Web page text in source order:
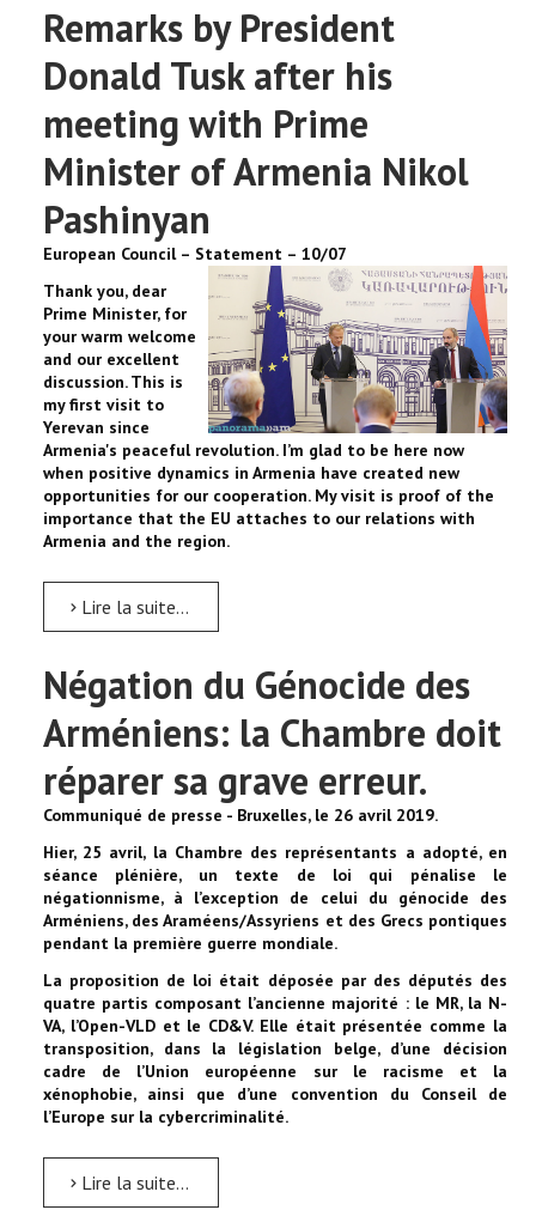
Remarks by President
Donald Tusk after his
meeting with Prime
Minister of Armenia Nikol
Pashinyan
European Council – Statement – 10/07
Thank you, dear
Prime Minister, for
your warm welcome
and our excellent
discussion. This is
my first visit to
Yerevan since
Armenia's peaceful revolution. I’m glad to be here now
when positive dynamics in Armenia have created new
opportunities for our cooperation. My visit is proof of the
importance that the EU attaches to our relations with
Armenia and the region.
Lire la suite...
Négation du Génocide des
Arméniens: la Chambre doit
réparer sa grave erreur.
Communiqué de presse - Bruxelles, le 26 avril 2019.
Hier, 25 avril, la Chambre des représentants a adopté, en
séance plénière, un texte de loi qui pénalise le
négationnisme, à l’exception de celui du génocide des
Arméniens, des Araméens/Assyriens et des Grecs pontiques
pendant la première guerre mondiale.
La proposition de loi était déposée par des députés des
quatre partis composant l’ancienne majorité : le MR, la N-
VA, l’Open-VLD et le CD&V. Elle était présentée comme la
transposition, dans la législation belge, d’une décision
cadre de l’Union européenne sur le racisme et la
xénophobie, ainsi que d’une convention du Conseil de
l’Europe sur la cybercriminalité.
Lire la suite...